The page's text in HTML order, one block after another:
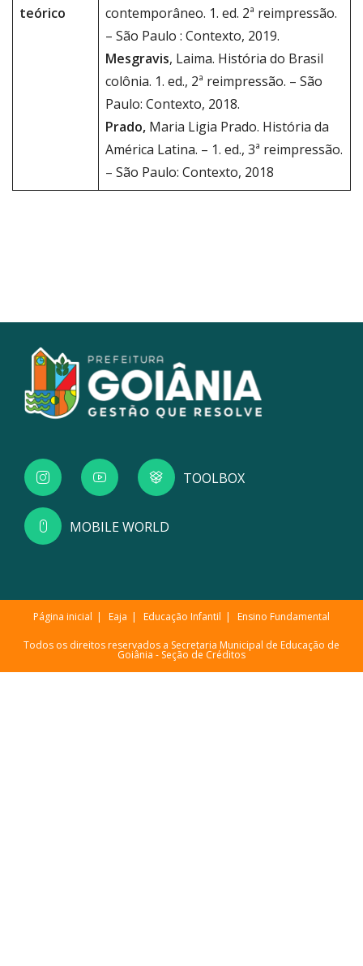
teórico
contemporâneo. 1. ed. 2ª reimpressão.
– São Paulo : Contexto, 2019.
Mesgravis, Laima. História do Brasil
colônia. 1. ed., 2ª reimpressão. – São
Paulo: Contexto, 2018.
Prado, Maria Ligia Prado. História da
América Latina. – 1. ed., 3ª reimpressão.
– São Paulo: Contexto, 2018
TOOLBOX
MOBILE WORLD
Página inicial Eaja Educação Infantil Ensino Fundamental
Todos os direitos reservados a Secretaria Municipal de Educação de
Goiânia - Seção de Créditos